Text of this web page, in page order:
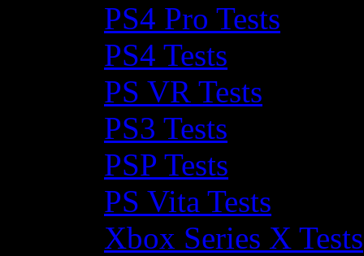
PS4 Pro Tests
PS4 Tests
PS VR Tests
PS3 Tests
PSP Tests
PS Vita Tests
Xbox Series X Tests